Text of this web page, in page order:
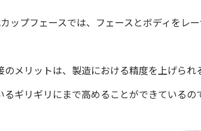
ップフェースでは、フェースとボディをレー
のメリットは、製造における精度を上げら
るギリギリにまで高めることができているの